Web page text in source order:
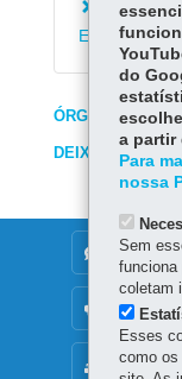
Registrar
Estado do
ÓRGÃO
DEIXE SUA
MAPA DO
DENUNCIE
OUVIDORIA
do
a partir
Para
nossa
Sem
funciona
coletam
Esses
como